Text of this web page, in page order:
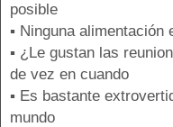
posible
▪ Ninguna alimentación
▪ ¿Le gustan las
de vez en cuando
▪ Es bastante
mundo